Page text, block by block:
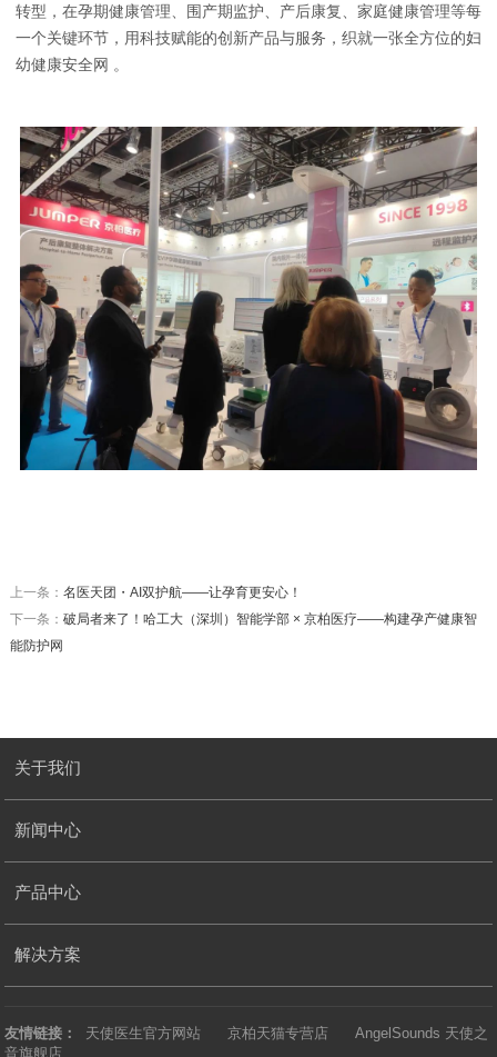
转型，在孕期健康管理、围产期监护、产后康复、家庭健康管理等每
一个关键环节，用科技赋能的创新产品与服务，织就一张全方位的妇
幼健康安全网 。
上一条： 名医天团・AI双护航——让孕育更安心！
下一条： 破局者来了！哈工大（深圳）智能学部 × 京柏医疗——构建孕产健康智
能防护网
关于我们
新闻中心
产品中心
解决方案
友情链接： 天使医生官方网站 京柏天猫专营店
AngelSounds 天使之
音旗舰店